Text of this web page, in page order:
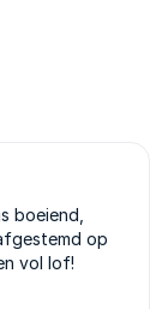
boeiend,
op
vol lof!